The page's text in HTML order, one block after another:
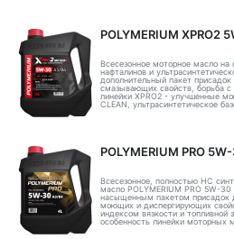
POLYMERIUM XPRO2
Всесезонное моторное масло на
нафталинов и
дополнительный пакет
смазывающих свойств, борьба с
линейки XPRO2 - улучшенные
CLEAN, ультрасинтетическое
POLYMERIUM PRO
Всесезонное, полностью HC
масло POLYMERIUM PRO 5W-
насыщенным пакетом присадок
моющих и диспергирующих
индексом вязкости и топливной
особенность линейки моторных